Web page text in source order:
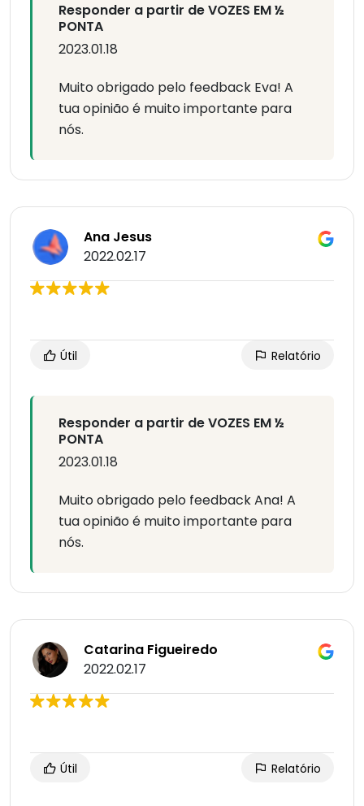
Responder a partir de VOZES EM ½
PONTA
2023.01.18
Muito obrigado pelo feedback Eva! A
tua opinião é muito importante para
nós.
Ana Jesus
2022.02.17
Útil Relatório
Responder a partir de VOZES EM ½
PONTA
2023.01.18
Muito obrigado pelo feedback Ana! A
tua opinião é muito importante para
nós.
Catarina Figueiredo
2022.02.17
Útil Relatório